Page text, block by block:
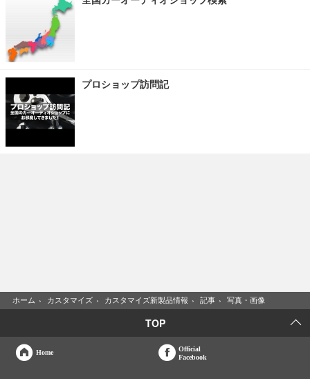
プロショップ訪問記
ホーム › カスタマイズ › カスタマイズ新製品情報 › 記事 › 写真・画像
TOP
Home
Official
Facebook